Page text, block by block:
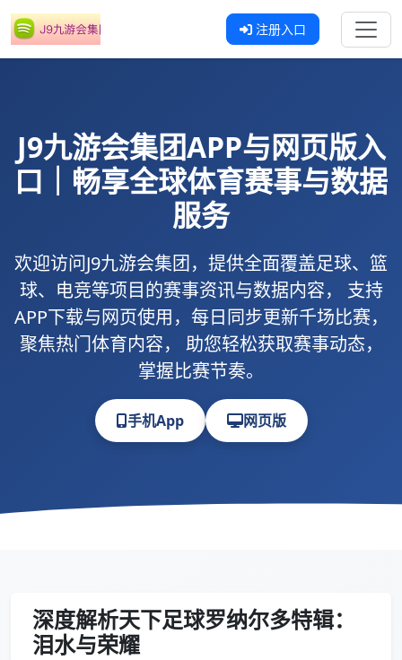
注册入口
J9九游会集团APP与网页版入
口｜畅享全球体育赛事与数据
服务
欢迎访问J9九游会集团 ，提供全面覆盖足球、篮
球、电竞等项目的赛事资讯与数据内容， 支持
APP下载与网页使用，每日同步更新千场比赛，
聚焦热门体育内容， 助您轻松获取赛事动态，
掌握比赛节奏。
手机App 网页版
深度解析天下足球罗纳尔多特辑：
泪水与荣耀